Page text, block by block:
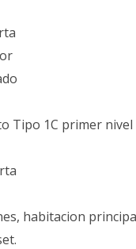
Tipo 1C primer nivel
habitacion